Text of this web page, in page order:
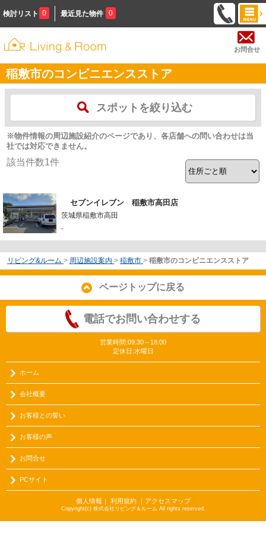
検討リスト 0 最近見た物件 0
お問合せ
稲敷市のコンビニエンスストア
スポットを絞り込む
※物件情報の周辺施設紹介のページであり、各店舗への問い合わせは当
社では対応できません。
該当件数1件
セブンイレブン 稲敷市高田店
茨城県稲敷市高田
-
リビング&ルーム > 周辺施設案内 > 稲敷市 > 稲敷市のコンビニエンスストア
ページトップに戻る
電話でお問い合わせする
営業時間:09:30～18:00
定休日:水曜日
ホーム
会社概要
お客様との誓い
お客様の声
お問合せ
PCサイト
個人情報 利用規約｜ アクセスマップ
Copyright(c) 株式会社リビング＆ルーム All rights reserved.